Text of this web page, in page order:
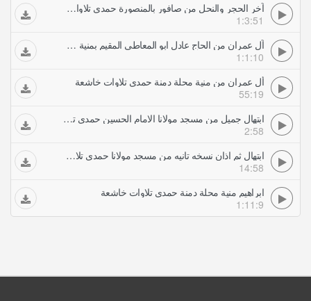
آخر الحجر والنحل من صافور بالمنصورة حمدي تلاوات خاشعة
1:3:51
آل عمران من الحاج عادل ابو المعاطي المقيم بمنية محلة دمنة حمدي تلاوات خاشعة
1:1:10
أل عمران من منية محلة دمنة حمدي تلاوات خاشعة
55:19
ابتهال جميل من مسجد مولانا الامام الحسين حمدي تلاوات خاشعة
2:58
ابتهال ثم اذان نسخه تانيه من مسجد مولانا حمدي تلاوات خاشعة
14:58
ابراهيم منية محلة دمنة حمدي تلاوات خاشعة
1:11:9